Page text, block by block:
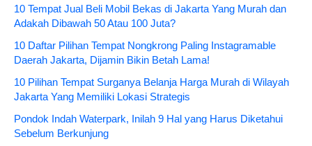
10 Tempat Jual Beli Mobil Bekas di Jakarta Yang Murah dan
Adakah Dibawah 50 Atau 100 Juta?
10 Daftar Pilihan Tempat Nongkrong Paling Instagramable
Daerah Jakarta, Dijamin Bikin Betah Lama!
10 Pilihan Tempat Surganya Belanja Harga Murah di Wilayah
Jakarta Yang Memiliki Lokasi Strategis
Pondok Indah Waterpark, Inilah 9 Hal yang Harus Diketahui
Sebelum Berkunjung